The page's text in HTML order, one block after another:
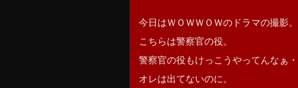
今日はＷＯＷＷＯＷのドラマの撮影。
こちらは警察官の役。
警察官の役もけっこうやってんなぁ
オレは出てないのに。